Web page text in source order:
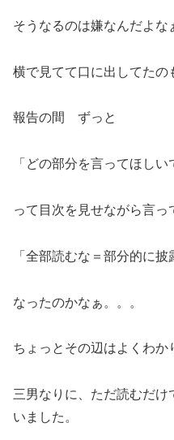
そうなるのは嫌なんだよな
横で見てて口に出してたの
報告の間 ずっと
「どの部分を言ってほしい
って目次を見せながら言っ
「全部読むな＝部分的に
なったのかなぁ。。。
ちょっとその辺はよくわか
三男なりに、ただ読むだけ
いました。